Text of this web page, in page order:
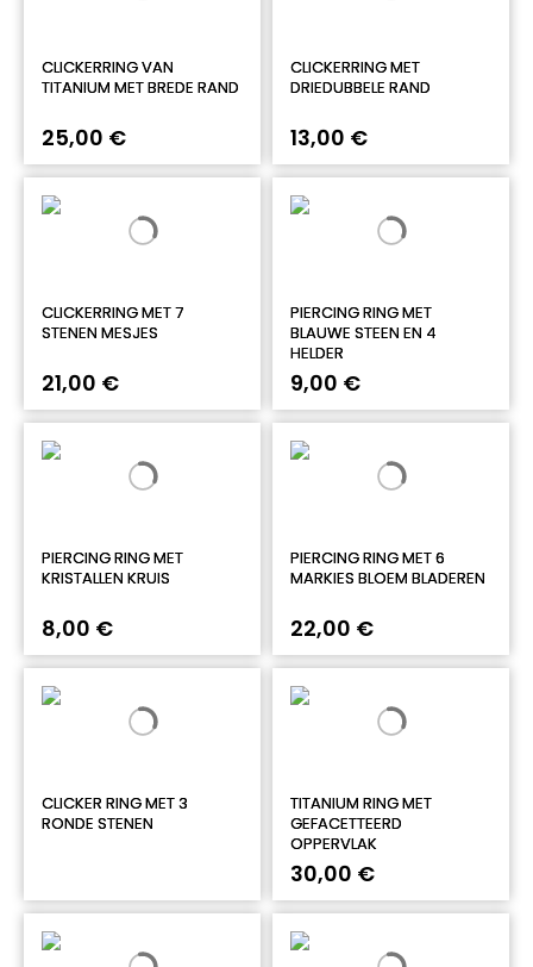
CLICKERRING VAN
TITANIUM MET BREDE RAND
25,00 €
CLICKERRING MET
DRIEDUBBELE RAND
13,00 €
CLICKERRING MET 7
STENEN MESJES
21,00 €
PIERCING RING MET
BLAUWE STEEN EN 4
HELDER
9,00 €
PIERCING RING MET
KRISTALLEN KRUIS
8,00 €
PIERCING RING MET 6
MARKIES BLOEM BLADEREN
22,00 €
CLICKER RING MET 3
RONDE STENEN
TITANIUM RING MET
GEFACETTEERD
OPPERVLAK
30,00 €